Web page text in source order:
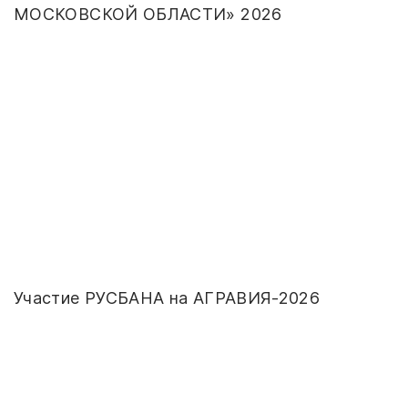
МОСКОВСКОЙ ОБЛАСТИ» 2026
Участие РУСБАНА на АГРАВИЯ-2026